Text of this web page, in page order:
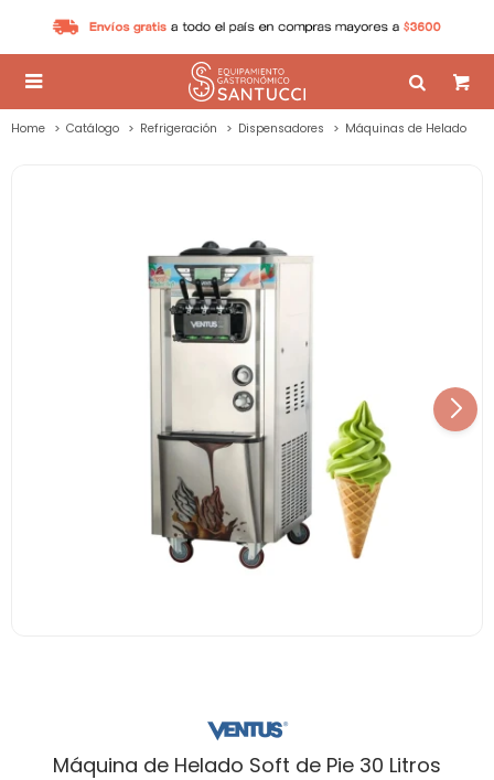

Home Catálogo Refrigeración Dispensadores Máquinas de Helado
Máquina de Helado Soft de Pie 30 Litros